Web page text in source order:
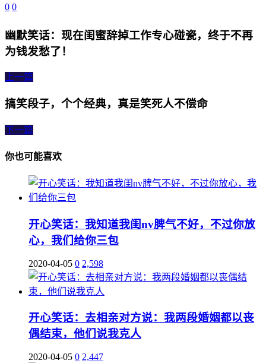
0 0
幽默笑话：现在闺蜜辞掉工作专心碰瓷，终于不再
为钱发愁了！
上一篇
搞笑段子，个个经典，真是笑死人不偿命
下一篇
你也可能喜欢
开心笑话：我知道我闺nv脾气不好，不过你放
心，我们给你三包
2020-04-05 0 2,598
开心笑话：去相亲对方说：我两段婚姻都以丧
偶结束，他们说我克人
2020-04-05 0 2,447